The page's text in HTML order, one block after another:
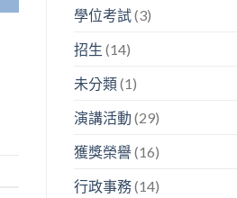
嘛？」〉
中
暨
看
論
競
中
授
系
演
中
學位考試(3)
招生 (14)
未分類(1)
演講活動 (29)
獲獎榮譽(16)
行政事務(14)